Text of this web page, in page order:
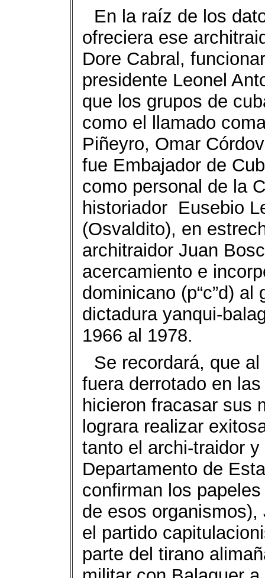
En la raíz de los
ofreciera ese
Dore Cabral,
presidente Leonel
que los grupos de
como el llamado
Piñeyro, Omar
fue Embajador de
como personal de la
historiador Eusebio
(Osvaldito), en
architraidor Juan
acercamiento e
dominicano (p“c”d)
dictadura yanqui-
1966 al 1978.
Se recordará, que
fuera derrotado en
hicieron fracasar sus
lograra realizar
tanto el archi-traidor
Departamento de
confirman los
de esos
el partido
parte del tirano